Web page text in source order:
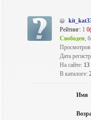
Рейтинг: 1
Свободен,
Дата
На сайте: 13
В каталоге:
Имя